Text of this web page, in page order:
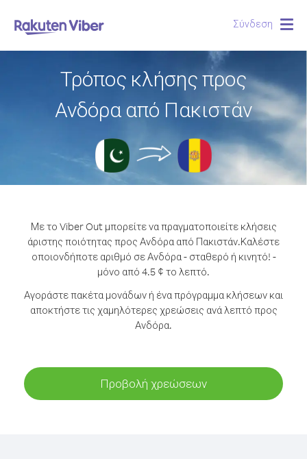
Σύνδεση
Τρόπος κλήσης προς
Ανδόρα από Πακιστάν
Με το Viber Out μπορείτε να πραγματοποιείτε κλήσεις
άριστης ποιότητας προς Ανδόρα από Πακιστάν.Καλέστε
οποιονδήποτε αριθμό σε Ανδόρα - σταθερό ή κινητό! -
μόνο από 4.5 ¢ το λεπτό.
Αγοράστε πακέτα μονάδων ή ένα πρόγραμμα κλήσεων και
αποκτήστε τις χαμηλότερες χρεώσεις ανά λεπτό προς
Ανδόρα.
Προβολή χρεώσεων